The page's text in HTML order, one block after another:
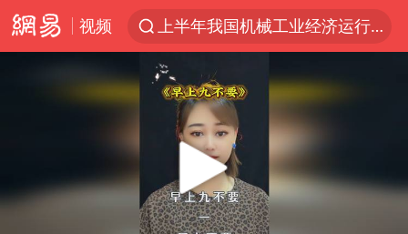
视频
上半年我国机械工业经济运行稳中有进
方程豹钛9新车申报
泰国校园枪击案死亡人数升至7人